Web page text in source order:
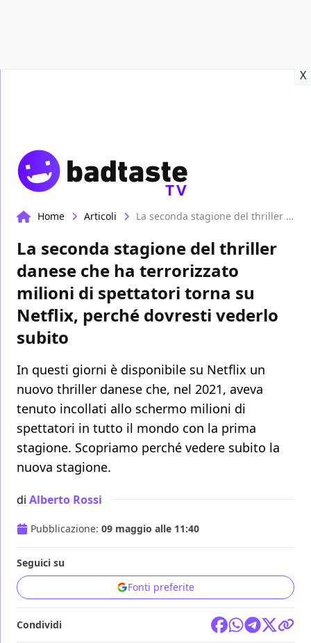
X
TV
Home Articoli La seconda stagione del thriller danese che ha terrorizzato milioni di spettatori torna su Netflix, perché dovresti vederlo subito
La seconda stagione del thriller
danese che ha terrorizzato
milioni di spettatori torna su
Netflix, perché dovresti vederlo
subito
In questi giorni è disponibile su Netflix un
nuovo thriller danese che, nel 2021, aveva
tenuto incollati allo schermo milioni di
spettatori in tutto il mondo con la prima
stagione. Scopriamo perché vedere subito la
nuova stagione.
di Alberto Rossi
Pubblicazione: 09 maggio alle 11:40
Seguici su
Fonti preferite
Condividi